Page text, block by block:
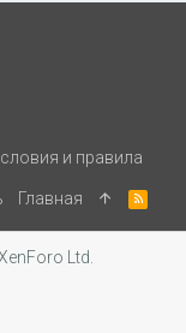
и правила
Главная
R
S
Ltd.